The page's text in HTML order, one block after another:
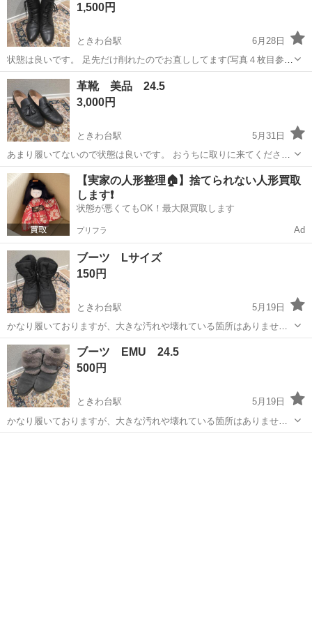
1,500円
ときわ台駅
6月28日
状態は良いです。 足先だけ削れたのでお直ししてます(写真４枚目参
照) 革が柔らかく履き心地いいです。 卒業式の袴にもおすすめです。
おうちに取りに来てくださるかたでお願いいたします。 よろしくお願
いいたします。 他に投稿し...
東京 板橋区 ときわ台駅
革靴 美品 24.5
3,000円
ときわ台駅
5月31日
あまり履いてないので状態は良いです。 おうちに取りに来てくださる
かたでお願いいたします。 他に投稿しているものと併せて購入いただ
ける場合は少しお値引きいたします。
東京 板橋区 ときわ台駅 靴 状態
【実家の人形整理🏠】捨てられない人形買取
します❗️
状態が悪くてもOK！最大限買取します
プリフラ Ad
ブーツ Lサイズ
150円
ときわ台駅
5月19日
かなり履いておりますが、大きな汚れや壊れている箇所はありませ
ん。 本格的雪山には向きませんが、とても軽くて、雨や雪の日に活躍
します。 雨や雪に滑りません。 他の3000円以上のものと併せて引き
取っていただける場合は、こちらは...
東京 板橋区
ブーツ EMU 24.5
500円
ときわ台駅
5月19日
かなり履いておりますが、大きな汚れや壊れている箇所はありませ
ん。 とても暖かいです。 他の3000円以上のものと併せて引き取って